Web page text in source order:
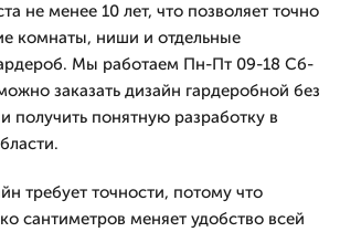
не менее 10 лет, что позволяет точно
комнаты, ниши и отдельные
Мы работаем Пн-Пт 09-18 Сб-
заказать дизайн гардеробной без
получить понятную разработку в
требует точности, потому что
сантиметров меняет удобство всей